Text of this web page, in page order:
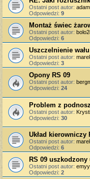
Ostatni post autor:
Odpowiedzi: 9
Montaż świec
Ostatni post autor:
Odpowiedzi: 6
Uszczelnienie
Ostatni post autor:
Odpowiedzi: 3
Opony RS 09
Ostatni post autor:
Odpowiedzi: 24
Problem z
Ostatni post autor:
Odpowiedzi: 30
Układ kierowniczy
Ostatni post autor:
Odpowiedzi: 6
RS 09
Ostatni post autor:
Odpowiedzi: 2